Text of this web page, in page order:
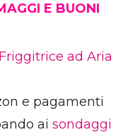
E BUONI
Friggitrice ad Aria
e pagamenti
ai sondaggi